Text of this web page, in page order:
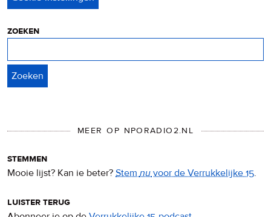
zoeken
MEER OP NPORADIO2.NL
stemmen
Mooie lijst? Kan ie beter? Stemnuvoor de Verrukkelijke 15.
luister terug